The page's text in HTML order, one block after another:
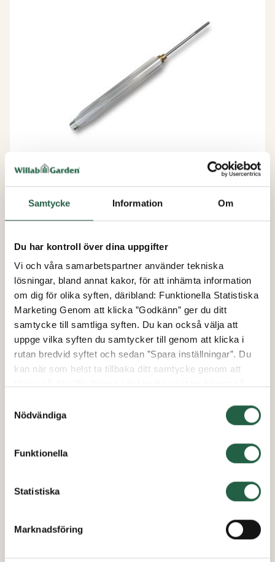
Samtycke Information Om
Du har kontroll över dina uppgifter
Vi och våra samarbetspartner använder tekniska
lösningar, bland annat kakor, för att inhämta information
om dig för olika syften, däribland: Funktionella Statistiska
Marketing Genom att klicka ”Godkänn” ger du ditt
samtycke till samtliga syften. Du kan också välja att
uppge vilka syften du samtycker till genom att klicka i
rutan bredvid syftet och sedan ”Spara inställningar”. Du
kan när som helst ta tillbaka ditt samtycke genom att
använder kakor och andra tekniska lösningar och hur vi
Ta reda på mer om cookies Googles sekretesspolicy
Nödvändiga
Funktionella
Statistiska
Marknadsföring
Reservcylinderkolv till Bayliss MK7
Super
från
1 129 kr
Reservcylinderkolv